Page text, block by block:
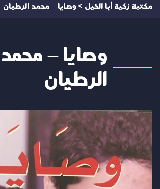
مكتبة زكية أبا الخيل > وصايا – محمد الرطيان
وصايا – محمد
الرطيان